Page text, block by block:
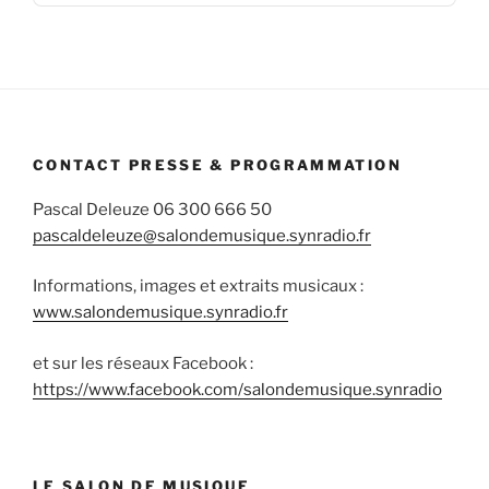
CONTACT PRESSE & PROGRAMMATION
Pascal Deleuze 06 300 666 50
pascaldeleuze@salondemusique.synradio.fr
Informations, images et extraits musicaux :
www.salondemusique.synradio.fr
et sur les réseaux Facebook :
https://www.facebook.com/salondemusique.synradio